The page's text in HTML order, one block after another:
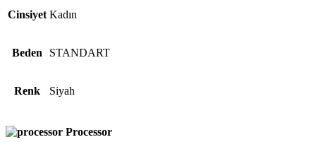
Cinsiyet Kadın
Beden STANDART
Renk Siyah
Processor